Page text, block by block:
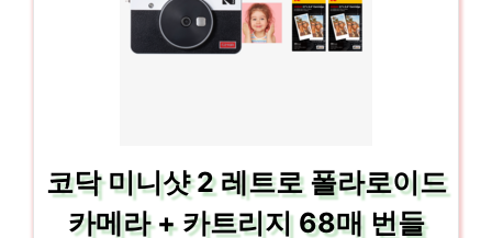
코닥 미니샷 2 레트로 폴라로이드
카메라 + 카트리지 68매 번들